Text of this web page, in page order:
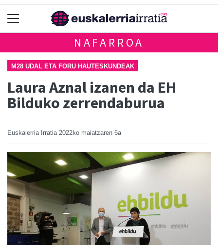
NAFARROA
M28 UDAL ETA FORU HAUTESKUNDEAK
Laura Aznal izanen da EH
Bilduko zerrendaburua
Euskalerria Irratia 2022ko maiatzaren 6a